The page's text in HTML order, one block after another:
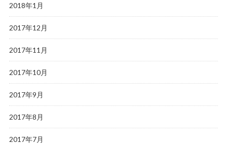
2018年1月
2017年12月
2017年11月
2017年10月
2017年9月
2017年8月
2017年7月